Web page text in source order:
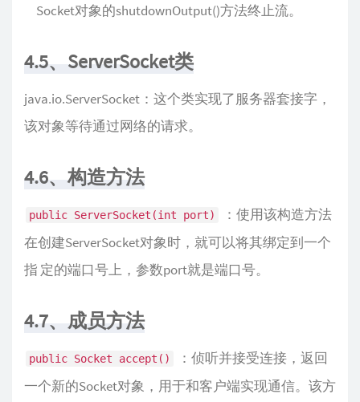
Socket对象的shutdownOutput()方法终止流。
4.5、ServerSocket类
java.io.ServerSocket：这个类实现了服务器套接字，
该对象等待通过网络的请求。
4.6、构造方法
public ServerSocket(int port)
：使用该构造方法
在创建ServerSocket对象时，就可以将其绑定到一个
指 定的端口号上，参数port就是端口号。
4.7、成员方法
public Socket accept()
：侦听并接受连接，返回
一个新的Socket对象，用于和客户端实现通信。该方